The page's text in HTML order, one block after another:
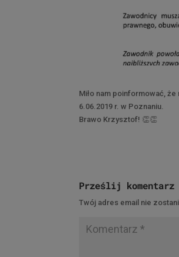
Miło nam poinformować,
6.06.2019 r. w Poznaniu.
Brawo Krzysztof! 👏👏
Prześlij komentarz
Twój adres email nie